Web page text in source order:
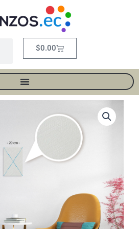
$0.00Carrito